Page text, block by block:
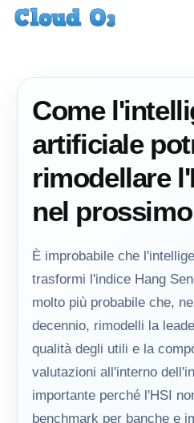
Come
artificiale
rimodellare
nel
È improbabile che
trasformi l'indice Hang
molto più probabile che,
decennio, rimodelli la
qualità degli utili e la
valutazioni all'interno
importante perché l'HSI
benchmark per banche e